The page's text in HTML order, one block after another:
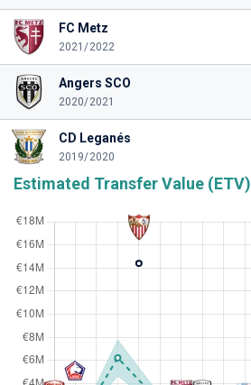
FC Metz
2021/2022
Angers SCO
2020/2021
CD Leganés
2019/2020
Estimated Transfer Value (ETV)